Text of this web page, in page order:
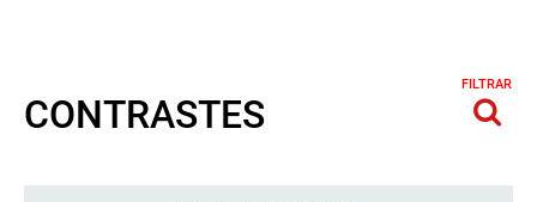
CONTRASTES
FILTRAR